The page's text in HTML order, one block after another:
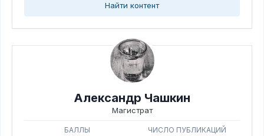
Найти контент
Александр Чашкин
Магистрат
БАЛЛЫ ЧИСЛО ПУБЛИКАЦИЙ